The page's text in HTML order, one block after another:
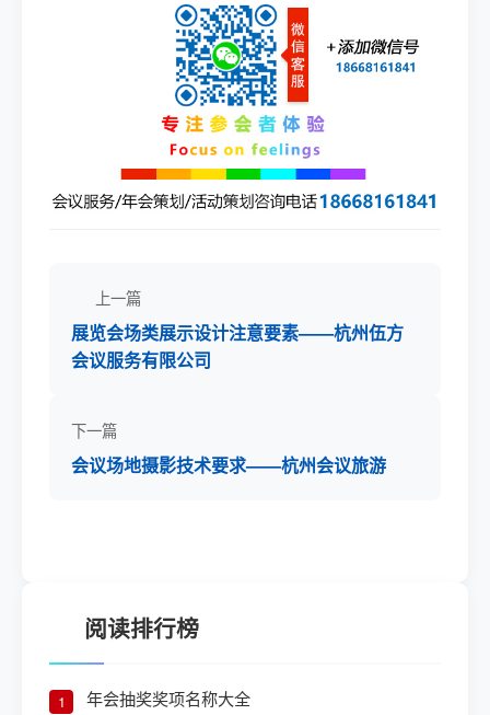
上一篇
展览会场类展示设计注意要素——杭州伍方
会议服务有限公司
下一篇
会议场地摄影技术要求——杭州会议旅游
阅读排行榜
1 年会抽奖奖项名称大全